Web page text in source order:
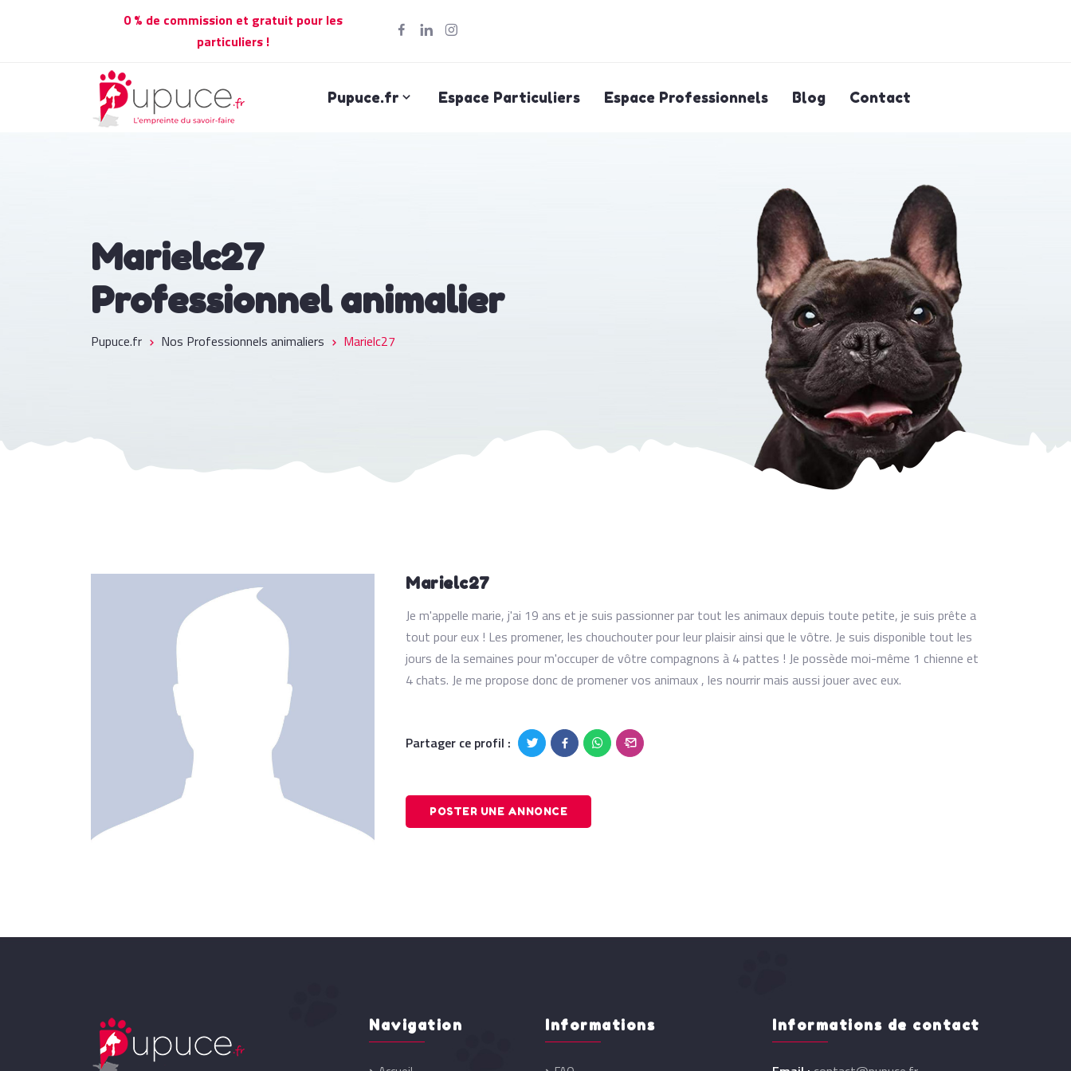
0 % de commission et gratuit pour les
particuliers !
Pupuce.fr Espace Particuliers Espace Professionnels Blog Contact
Marielc27
Professionnel animalier
Pupuce.fr Nos Professionnels animaliers Marielc27
Marielc27
Je m'appelle marie, j'ai 19 ans et je suis passionner par tout les animaux depuis toute petite, je suis prête a
tout pour eux ! Les promener, les chouchouter pour leur plaisir ainsi que le vôtre. Je suis disponible tout les
jours de la semaines pour m'occuper de vôtre compagnons à 4 pattes ! Je possède moi-même 1 chienne et
4 chats. Je me propose donc de promener vos animaux , les nourrir mais aussi jouer avec eux.
Partager ce profil :
POSTER UNE ANNONCE
Navigation Informations Informations de contact